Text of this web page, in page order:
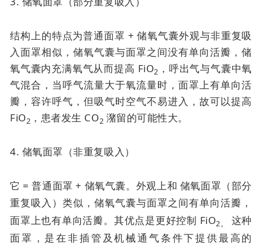
结构上的特点为普通面罩 + 储氧气囊外观与非重复吸
入面罩相似，储氧气囊与面罩之间没有单向活瓣，储
氧气囊内充满氧气从而提高 FiO2 ，呼出气与气囊中氧
气混合，当呼气流量大于氧流量时，面罩上有单向活
瓣，容许呼气，但吸气时空气不易进入，故可以提高
FiO2 ，患者发生 CO2 潴留的可能性大。
4. 储氧面罩（非重复吸入）
它 = 普通面罩 + 储氧气囊。外观上和 储氧面罩（部分
重复吸入）类似，储氧气囊与面罩之间有单向活瓣，
面罩上也有单向活瓣。其优点是更好控制 FiO2。
这种
面罩，是在非插管及机械通气条件下提供最高的